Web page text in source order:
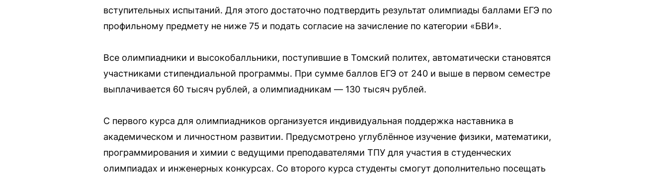
вступительных испытаний. Для этого достаточно подтвердить результат олимпиады баллами ЕГЭ по
профильному предмету не ниже 75 и подать согласие на зачисление по категории «БВИ».
Все олимпиадники и высокобалльники, поступившие в Томский политех, автоматически становятся
участниками стипендиальной программы. При сумме баллов ЕГЭ от 240 и выше в первом семестре
выплачивается 60 тысяч рублей, а олимпиадникам — 130 тысяч рублей.
С первого курса для олимпиадников организуется индивидуальная поддержка наставника в
академическом и личностном развитии. Предусмотрено углублённое изучение физики, математики,
программирования и химии с ведущими преподавателями ТПУ для участия в студенческих
олимпиадах и инженерных конкурсах. Со второго курса студенты смогут дополнительно посещать